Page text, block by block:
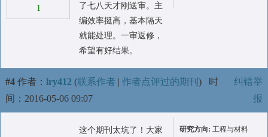
1
了七八天才刚送审。主
编效率挺高，基本隔天
就能处理。一审返修，
希望有好结果。
#4 作者： lry412 (联系作者 | 作者点评过的期刊 ) 时
间：2016-05-06 09:07
纠错举
报
这个期刊太坑了！大家
研究方向: 工程与材料